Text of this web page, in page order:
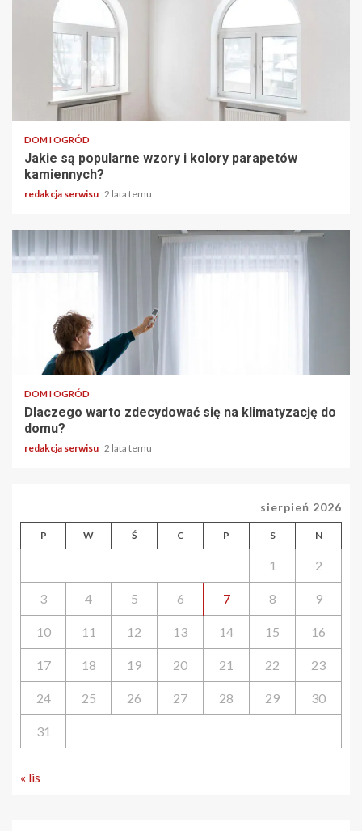
2 min odczytu
DOM I OGRÓD
Jakie są popularne wzory i kolory parapetów
kamiennych?
redakcja serwisu 2 lata temu
2 min odczytu
DOM I OGRÓD
Dlaczego warto zdecydować się na klimatyzację do
domu?
redakcja serwisu 2 lata temu
sierpień 2026
P W Ś C P S N
1 2
3 4 5 6 7 8 9
10 11 12 13 14 15 16
17 18 19 20 21 22 23
24 25 26 27 28 29 30
31
« lis